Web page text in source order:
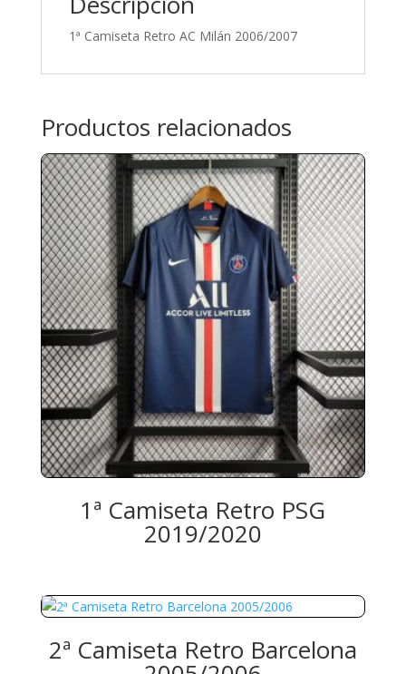
1ª Camiseta Retro AC Milán 2006/2007
Productos relacionados
1ª Camiseta Retro PSG
2019/2020
2ª Camiseta Retro Barcelona